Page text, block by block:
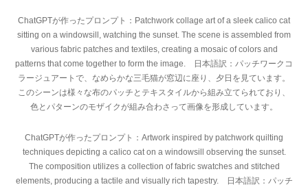
ChatGPTが作ったプロンプト：Patchwork collage art of a sleek calico cat
sitting on a windowsill, watching the sunset. The scene is assembled from
various fabric patches and textiles, creating a mosaic of colors and
patterns that come together to form the image. 日本語訳：パッチワークコ
ラージュアートで、なめらかな三毛猫が窓辺に座り、夕日を見ています。
このシーンは様々な布のパッチとテキスタイルから組み立てられており、
色とパターンのモザイクが組み合わさって画像を形成しています。
ChatGPTが作ったプロンプト：Artwork inspired by patchwork quilting
techniques depicting a calico cat on a windowsill observing the sunset.
The composition utilizes a collection of fabric swatches and stitched
elements, producing a tactile and visually rich tapestry. 日本語訳：パッチ